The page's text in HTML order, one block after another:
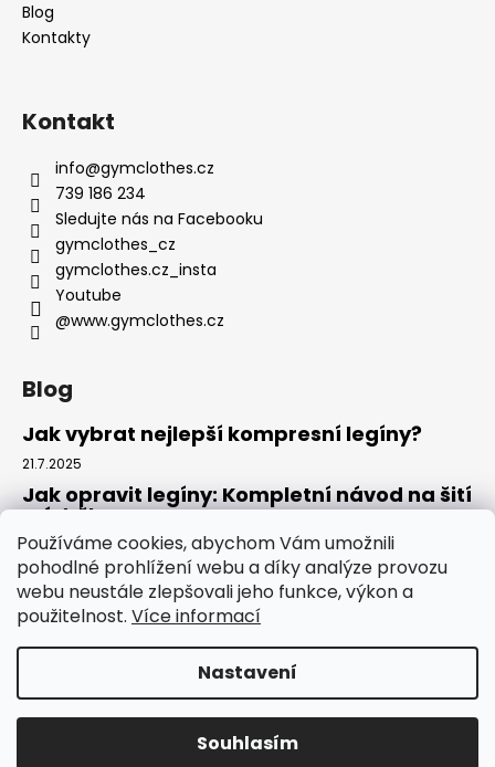
Používáme cookies, abychom Vám umožnili
pohodlné prohlížení webu a díky analýze provozu
webu neustále zlepšovali jeho funkce, výkon a
použitelnost. Více informací
Nastavení
Souhlasím
Blog
Kontakty
Kontakt
info@gymclothes.cz
739 186 234
Sledujte nás na Facebooku
gymclothes_cz
gymclothes.cz_insta
Youtube
@www.gymclothes.cz
Blog
Jak vybrat nejlepší kompresní legíny?
21.7.2025
Jak opravit legíny: Kompletní návod na šití
a údržbu
14.7.2025
Kde koupit legíny: Komplexní návod pro
rok 2025
4.7.2025
Copyright 2026GYMCLOTHES.CZ. Všechna práva
vyhrazena.